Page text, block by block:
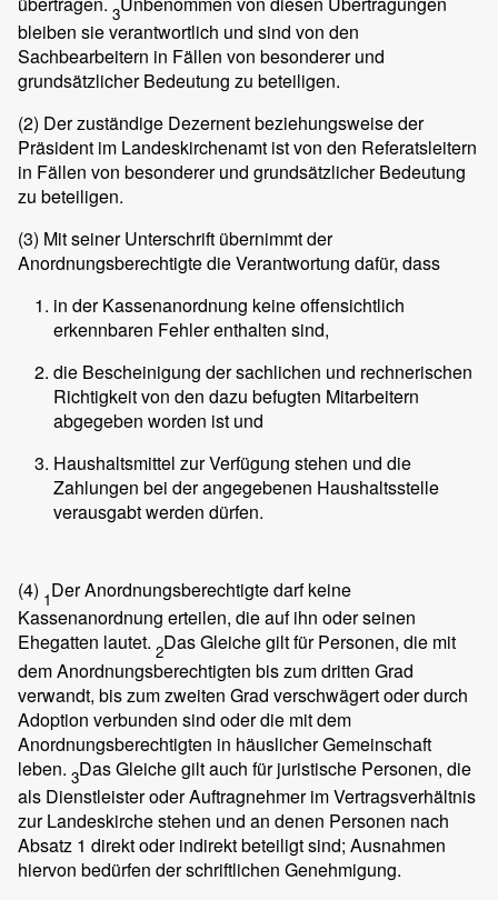
3
bleiben sie verantwortlich und sind von den
Sachbearbeitern in Fällen von besonderer und
grundsätzlicher Bedeutung zu beteiligen.
(2) Der zuständige Dezernent beziehungsweise der
Präsident im Landeskirchenamt ist von den Referatsleitern
in Fällen von besonderer und grundsätzlicher Bedeutung
zu beteiligen.
(3) Mit seiner Unterschrift übernimmt der
Anordnungsberechtigte die Verantwortung dafür, dass
in der Kassenanordnung keine offensichtlich
erkennbaren Fehler enthalten sind,
die Bescheinigung der sachlichen und rechnerischen
Richtigkeit von den dazu befugten Mitarbeitern
abgegeben worden ist und
Haushaltsmittel zur Verfügung stehen und die
Zahlungen bei der angegebenen Haushaltsstelle
verausgabt werden dürfen.
(4) 1Der Anordnungsberechtigte darf keine
Kassenanordnung erteilen, die auf ihn oder seinen
Ehegatten lautet. 2Das Gleiche gilt für Personen, die mit
dem Anordnungsberechtigten bis zum dritten Grad
verwandt, bis zum zweiten Grad verschwägert oder durch
Adoption verbunden sind oder die mit dem
Anordnungsberechtigten in häuslicher Gemeinschaft
leben. 3Das Gleiche gilt auch für juristische Personen, die
als Dienstleister oder Auftragnehmer im Vertragsverhältnis
zur Landeskirche stehen und an denen Personen nach
Absatz 1 direkt oder indirekt beteiligt sind; Ausnahmen
hiervon bedürfen der schriftlichen Genehmigung.